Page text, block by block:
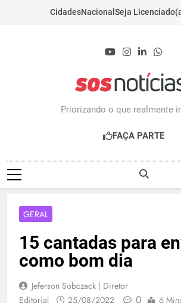
CidadesNacional Seja
Priorizando o que realmente
FAÇA PARTE
GERAL
15 cantadas para
como bom dia
Jeferson Sobczack | Diretor
Editorial
25/08/2022 0 6